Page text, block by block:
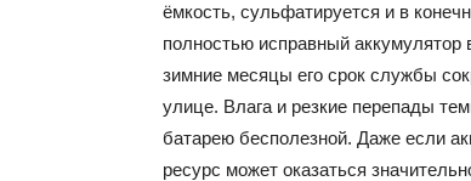
ёмкость, сульфатируется и в
полностью исправный
зимние месяцы его срок службы
улице. Влага и резкие перепады
батарею бесполезной. Даже если
ресурс может оказаться